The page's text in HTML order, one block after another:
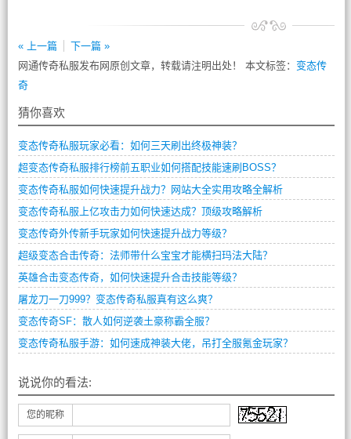
« 上一篇
下一篇 »
网通传奇私服发布网原创文章，转载请注明出处！ 本文标签： 变态传
奇
猜你喜欢
变态传奇私服玩家必看：如何三天刷出终极神装？
超变态传奇私服排行榜前五职业如何搭配技能速刷BOSS？
变态传奇私服如何快速提升战力？网站大全实用攻略全解析
变态传奇私服上亿攻击力如何快速达成？顶级攻略解析
变态传奇外传新手玩家如何快速提升战力等级？
超级变态合击传奇：法师带什么宝宝才能横扫玛法大陆？
英雄合击变态传奇，如何快速提升合击技能等级？
屠龙刀一刀999？变态传奇私服真有这么爽？
变态传奇SF：散人如何逆袭土豪称霸全服？
变态传奇私服手游：如何速成神装大佬，吊打全服氪金玩家？
说说你的看法:
您的昵称